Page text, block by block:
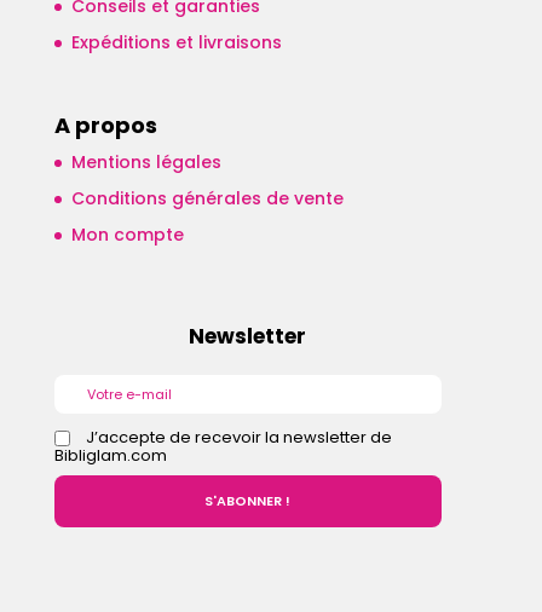
Conseils et garanties
Expéditions et livraisons
A propos
Mentions légales
Conditions générales de vente
Mon compte
Newsletter
J’accepte de recevoir la newsletter de
Bibliglam.com